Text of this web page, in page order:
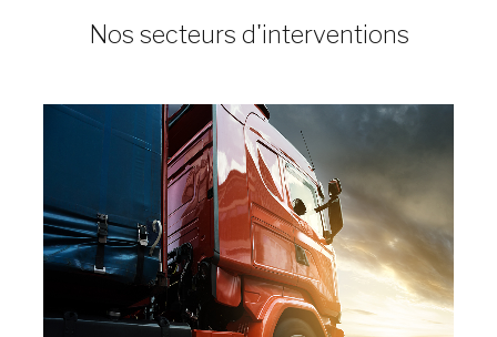
Nos secteurs d'interventions